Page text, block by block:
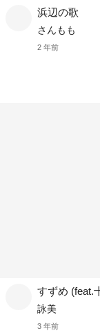
浜辺の歌
さんもも
2 年前
すずめ (feat.
詠美
3 年前